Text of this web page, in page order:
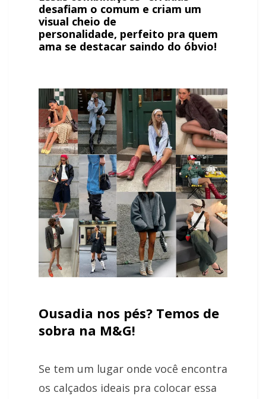
desafiam o comum e criam um
visual cheio de
personalidade, perfeito pra quem
ama se destacar saindo do óbvio!
Ousadia nos pés? Temos de
sobra na M&G!
Se tem um lugar onde você encontra
os calçados ideais pra colocar essa